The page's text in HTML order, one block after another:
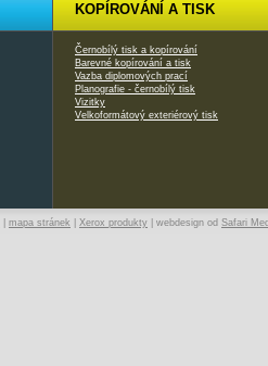
KOPÍROVÁNÍ A TISK
Černobílý tisk a kopírování
Barevné kopírování a tisk
Vazba diplomových prací
Planografie - černobílý tisk
Vizitky
Velkoformátový exteriérový tisk
mapa stránek Xerox produkty | webdesign od Safari